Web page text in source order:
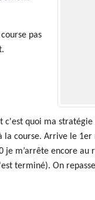
pas
quoi ma
la course. Arrive le
m’arrête encore
terminé). On